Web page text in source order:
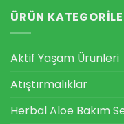
ÜRÜN
Aktif Yaşam Ürünleri
Atıştırmalıklar
Herbal Aloe Bakım